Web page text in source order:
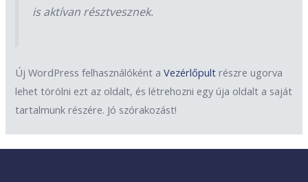
is aktívan résztvesznek.
Új WordPress felhasználóként aVezérlőpult részre ugorva
lehet törölni ezt az oldalt, és létrehozni egy úja oldalt a saját
tartalmunk részére. Jó szórakozást!